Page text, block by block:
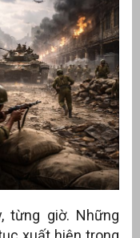
từng giờ. Những